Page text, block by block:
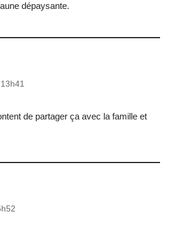
dépaysante.
de partager ça avec la famille et